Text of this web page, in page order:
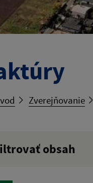
Zverejňovanie
obsah